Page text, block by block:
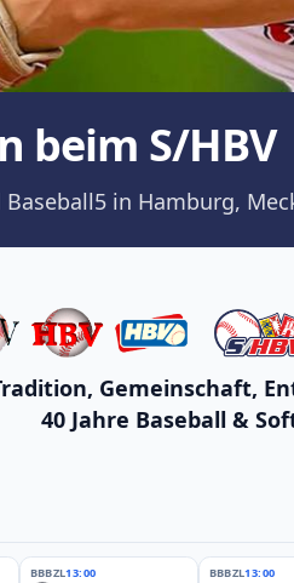
beim S/HBV
in Hamburg,
Gemeinschaft,
40 Jahre Baseball &
BBBZL13:00 BBBZL13:00